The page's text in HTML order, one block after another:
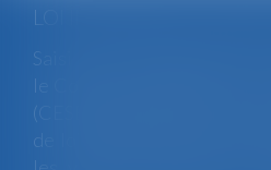
Saisi par la Présidente de
le Conseil économique,
(CESE) a adopté ce jour
de loi visant à lutter de